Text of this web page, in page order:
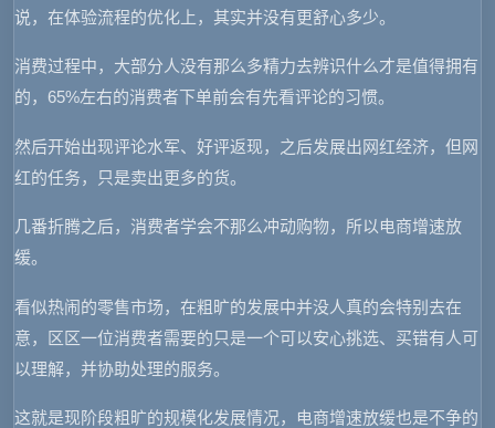
说，在体验流程的优化上，其实并没有更舒心多少。
消费过程中，大部分人没有那么多精力去辨识什么才是值得拥有
的，65%左右的消费者下单前会有先看评论的习惯。
然后开始出现评论水军、好评返现，之后发展出网红经济，但网
红的任务，只是卖出更多的货。
几番折腾之后，消费者学会不那么冲动购物，所以电商增速放
缓。
看似热闹的零售市场，在粗旷的发展中并没人真的会特别去在
意，区区一位消费者需要的只是一个可以安心挑选、买错有人可
以理解，并协助处理的服务。
这就是现阶段粗旷的规模化发展情况，电商增速放缓也是不争的